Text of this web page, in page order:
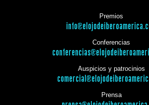
Premios
Conferencias
Auspicios y patrocinios
Prensa